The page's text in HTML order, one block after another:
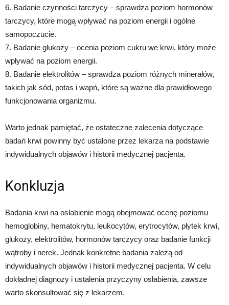
6. Badanie czynności tarczycy – sprawdza poziom hormonów
tarczycy, które mogą wpływać na poziom energii i ogólne
samopoczucie.
7. Badanie glukozy – ocenia poziom cukru we krwi, który może
wpływać na poziom energii.
8. Badanie elektrolitów – sprawdza poziom różnych minerałów,
takich jak sód, potas i wapń, które są ważne dla prawidłowego
funkcjonowania organizmu.
Warto jednak pamiętać, że ostateczne zalecenia dotyczące
badań krwi powinny być ustalone przez lekarza na podstawie
indywidualnych objawów i historii medycznej pacjenta.
Konkluzja
Badania krwi na osłabienie mogą obejmować ocenę poziomu
hemoglobiny, hematokrytu, leukocytów, erytrocytów, płytek krwi,
glukozy, elektrolitów, hormonów tarczycy oraz badanie funkcji
wątroby i nerek. Jednak konkretne badania zależą od
indywidualnych objawów i historii medycznej pacjenta. W celu
dokładnej diagnozy i ustalenia przyczyny osłabienia, zawsze
warto skonsultować się z lekarzem.